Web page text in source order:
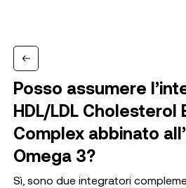
Posso assumere
HDL/LDL Cholesterol
Complex abbinato
Omega 3?
Sì, sono due integratori